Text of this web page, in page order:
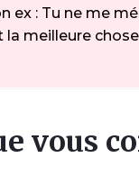
ex : Tu ne me
la meilleure
vous